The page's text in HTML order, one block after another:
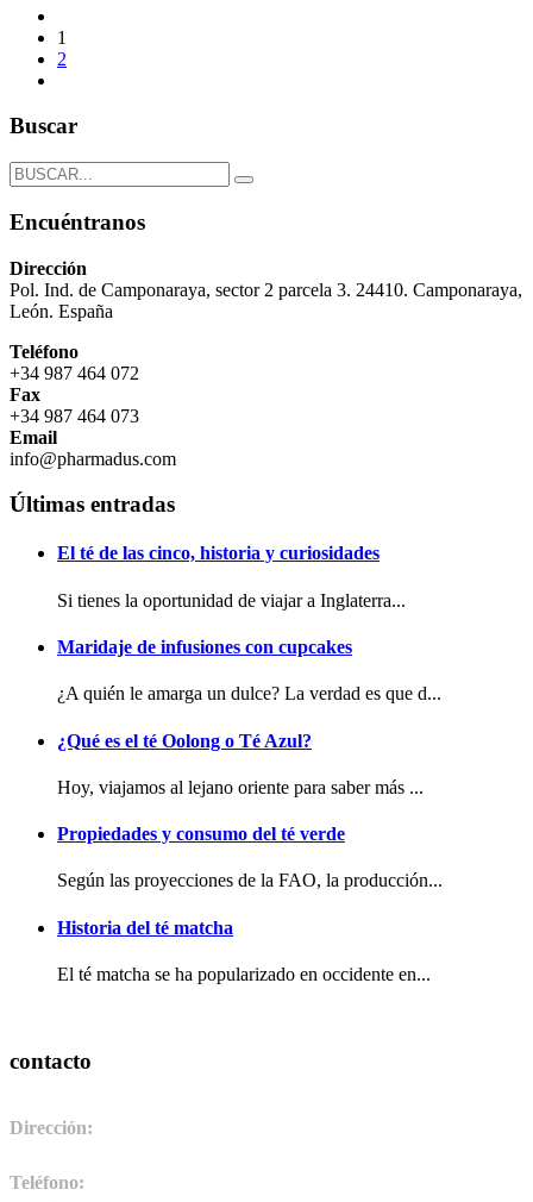
1
2
Buscar
Encuéntranos
Dirección
Pol. Ind. de Camponaraya, sector 2 parcela 3. 24410. Camponaraya,
León. España
Teléfono
+34 987 464 072
Fax
+34 987 464 073
Email
info@pharmadus.com
Últimas entradas
El té de las cinco, historia y curiosidades
Si tienes la oportunidad de viajar a Inglaterra...
Maridaje de infusiones con cupcakes
¿A quién le amarga un dulce? La verdad es que d...
¿Qué es el té Oolong o Té Azul?
Hoy, viajamos al lejano oriente para saber más ...
Propiedades y consumo del té verde
Según las proyecciones de la FAO, la producción...
Historia del té matcha
El té matcha se ha popularizado en occidente en...
contacto
Dirección:
Teléfono: